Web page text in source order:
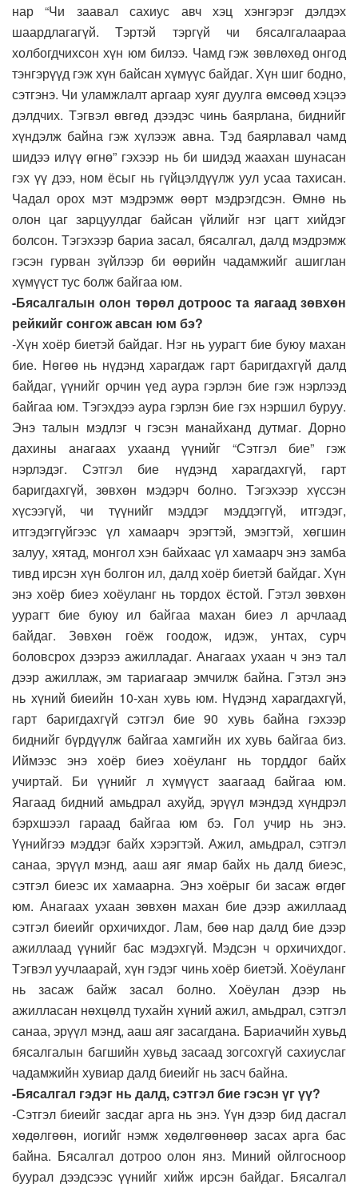
нар “Чи заавал сахиус авч хэц хэнгэрэг дэлдэх
шаардлагагүй. Тэртэй тэргүй чи бясалгалаараа
холбогдчихсон хүн юм билээ. Чамд гэж зөвлөхөд онгод
тэнгэрүүд гэж хүн байсан хүмүүс байдаг. Хүн шиг бодно,
сэтгэнэ. Чи уламжлалт аргаар хуяг дуулга өмсөөд хэцээ
дэлдчих. Тэгвэл өвгөд дээдэс чинь баярлана, биднийг
хүндэлж байна гэж хүлээж авна. Тэд баярлавал чамд
шидээ илүү өгнө” гэхээр нь би шидэд жаахан шунасан
гэх үү дээ, ном ёсыг нь гүйцэлдүүлж уул усаа тахисан.
Чадал орох мэт мэдрэмж өөрт мэдрэгдсэн. Өмнө нь
олон цаг зарцуулдаг байсан үйлийг нэг цагт хийдэг
болсон. Тэгэхээр бариа засал, бясалгал, далд мэдрэмж
гэсэн гурван зүйлээр би өөрийн чадамжийг ашиглан
хүмүүст тус болж байгаа юм.
-Бясалгалын олон төрөл дотроос та яагаад зөвхөн
рейкийг сонгож авсан юм бэ?
-Хүн хоёр биетэй байдаг. Нэг нь уурагт бие буюу махан
бие. Нөгөө нь нүдэнд харагдаж гарт баригдахгүй далд
байдаг, үүнийг орчин үед аура гэрлэн бие гэж нэрлээд
байгаа юм. Тэгэхдээ аура гэрлэн бие гэх нэршил буруу.
Энэ талын мэдлэг ч гэсэн манайханд дутмаг. Дорно
дахины анагаах ухаанд үүнийг “Сэтгэл бие” гэж
нэрлэдэг. Сэтгэл бие нүдэнд харагдахгүй, гарт
баригдахгүй, зөвхөн мэдэрч болно. Тэгэхээр хүссэн
хүсээгүй, чи түүнийг мэддэг мэддэггүй, итгэдэг,
итгэдэггүйгээс үл хамаарч эрэгтэй, эмэгтэй, хөгшин
залуу, хятад, монгол хэн байхаас үл хамаарч энэ замба
тивд ирсэн хүн болгон ил, далд хоёр биетэй байдаг. Хүн
энэ хоёр биеэ хоёуланг нь тордох ёстой. Гэтэл зөвхөн
уурагт бие буюу ил байгаа махан биеэ л арчлаад
байдаг. Зөвхөн гоёж гоодож, идэж, унтах, сурч
боловсрох дээрээ ажилладаг. Анагаах ухаан ч энэ тал
дээр ажиллаж, эм тариагаар эмчилж байна. Гэтэл энэ
нь хүний биеийн 10-хан хувь юм. Нүдэнд харагдахгүй,
гарт баригдахгүй сэтгэл бие 90 хувь байна гэхээр
биднийг бүрдүүлж байгаа хамгийн их хувь байгаа биз.
Иймээс энэ хоёр биеэ хоёуланг нь торддог байх
учиртай. Би үүнийг л хүмүүст заагаад байгаа юм.
Яагаад бидний амьдрал ахуйд, эрүүл мэндэд хүндрэл
бэрхшээл гараад байгаа юм бэ. Гол учир нь энэ.
Үүнийгээ мэддэг байх хэрэгтэй. Ажил, амьдрал, сэтгэл
санаа, эрүүл мэнд, ааш аяг ямар байх нь далд биеэс,
сэтгэл биеэс их хамаарна. Энэ хоёрыг би засаж өгдөг
юм. Анагаах ухаан зөвхөн махан бие дээр ажиллаад
сэтгэл биеийг орхичихдог. Лам, бөө нар далд бие дээр
ажиллаад үүнийг бас мэдэхгүй. Мэдсэн ч орхичихдог.
Тэгвэл уучлаарай, хүн гэдэг чинь хоёр биетэй. Хоёуланг
нь засаж байж засал болно. Хоёулан дээр нь
ажилласан нөхцөлд тухайн хүний ажил, амьдрал, сэтгэл
санаа, эрүүл мэнд, ааш аяг засагдана. Бариачийн хувьд
бясалгалын багшийн хувьд засаад зогсохгүй сахиуслаг
чадамжийн хувиар далд биеийг нь засч байна.
-Бясалгал гэдэг нь далд, сэтгэл бие гэсэн үг үү?
-Сэтгэл биеийг засдаг арга нь энэ. Үүн дээр бид дасгал
хөдөлгөөн, иогийг нэмж хөдөлгөөнөөр засах арга бас
байна. Бясалгал дотроо олон янз. Миний ойлгосноор
буурал дээдсээс үүнийг хийж ирсэн байдаг. Бясалгал